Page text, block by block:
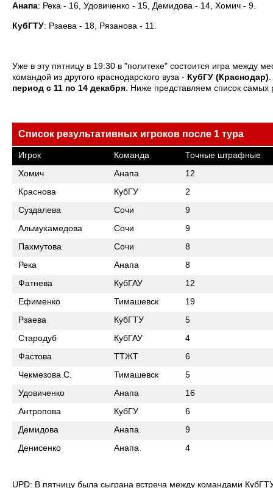
Анапа: Река - 16, Удовиченко - 15, Демидова - 14, Хомич - 9.
КубГТУ: Рзаева - 18, Рязанова - 11.
Уже в эту пятницу в 19:30 в "политехе" состоится игра между
командой из другого краснодарского вуза - КубГУ (Краснодар)
период с 11 по 14 декабря . Ниже представляем список самых
Список результативных игроков после 1 тура
Игрок Команда
Точные штрафные
Хомич
Анапа
12
Краснова
КубГУ
2
Суздалева
Сочи
9
Альмухамедова
Сочи
9
Пахмутова
Сочи
8
Река
Анапа
8
Фатнева
КубГАУ
12
Ефименко
Тимашевск
19
Рзаева
КубГТУ
5
Стародуб
КубГАУ
4
Фастова
ТТЖТ
6
Чекмезова С.
Тимашевск
5
Удовиченко
Анапа
16
Антропова
КубГУ
6
Демидова
Анапа
9
Денисенко
Анапа 4
UPD: В пятницу была сыграна встреча между командами